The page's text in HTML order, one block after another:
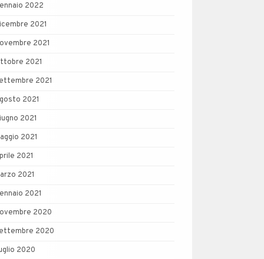
2022
2021
2021
2021
2021
2021
2021
2021
2021
2021
2021
2020
2020
2020